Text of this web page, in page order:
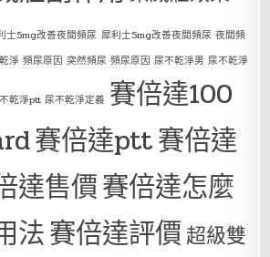
士5mg改善夜間頻尿 犀利士5mg改善夜間頻尿 夜間頻
淨 頻尿原因 突然頻尿 頻尿原因 尿不乾淨男 尿不乾淨
乾淨ptt 尿不乾淨定義 賽倍達100
賽倍達ptt賽倍達
達售價賽倍達怎麼
法賽倍達評價超級雙